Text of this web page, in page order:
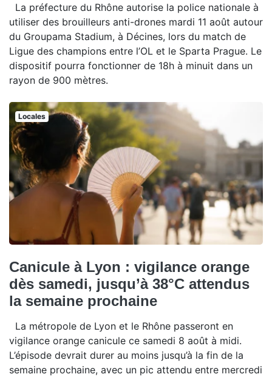
La préfecture du Rhône autorise la police nationale à
utiliser des brouilleurs anti-drones mardi 11 août autour
du Groupama Stadium, à Décines, lors du match de
Ligue des champions entre l’OL et le Sparta Prague. Le
dispositif pourra fonctionner de 18h à minuit dans un
rayon de 900 mètres.
Locales
Canicule à Lyon : vigilance orange
dès samedi, jusqu’à 38°C attendus
la semaine prochaine
La métropole de Lyon et le Rhône passeront en
vigilance orange canicule ce samedi 8 août à midi.
L’épisode devrait durer au moins jusqu’à la fin de la
semaine prochaine, avec un pic attendu entre mercredi